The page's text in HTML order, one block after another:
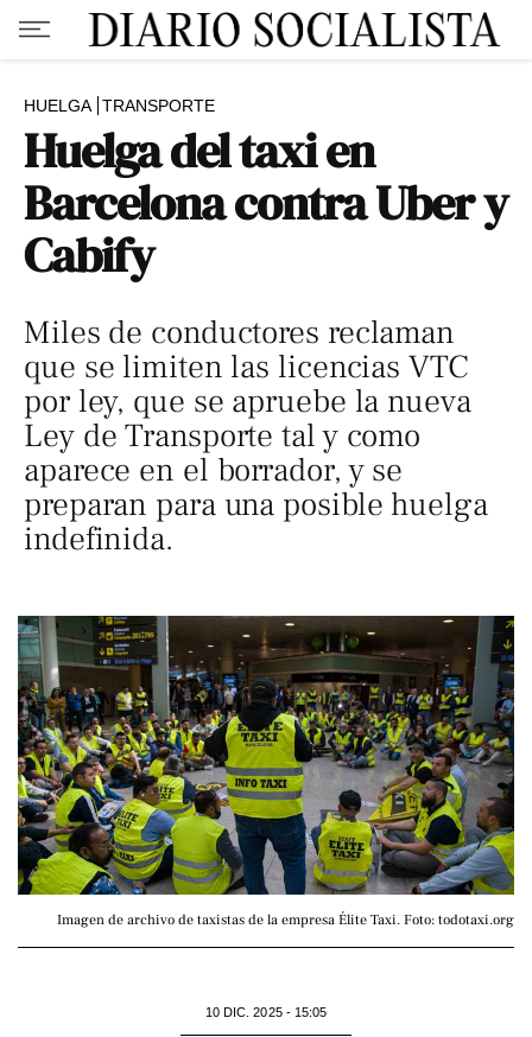
HUELGA TRANSPORTE
Huelga del taxi en
Barcelona contra Uber y
Cabify
Miles de conductores reclaman
que se limiten las licencias VTC
por ley, que se apruebe la nueva
Ley de Transporte tal y como
aparece en el borrador, y se
preparan para una posible huelga
indefinida.
Imagen de archivo de taxistas de la empresa Élite Taxi. Foto: todotaxi.org
10 DIC. 2025 - 15:05